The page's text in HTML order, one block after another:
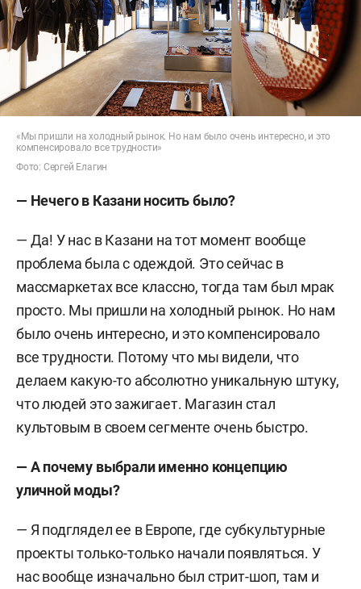
«Мы пришли на холодный рынок. Но нам было очень интересно, и это
компенсировало все трудности»
Фото: Сергей Елагин
— Нечего в Казани носить было?
— Да! У нас в Казани на тот момент вообще
проблема была с одеждой. Это сейчас в
массмаркетах все классно, тогда там был мрак
просто. Мы пришли на холодный рынок. Но нам
было очень интересно, и это компенсировало
все трудности. Потому что мы видели, что
делаем какую-то абсолютно уникальную штуку,
что людей это зажигает. Магазин стал
культовым в своем сегменте очень быстро.
— А почему выбрали именно концепцию
уличной моды?
— Я подглядел ее в Европе, где субкультурные
проекты только-только начали появляться. У
нас вообще изначально был стрит-шоп, там и